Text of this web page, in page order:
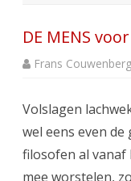
DE MENS
Frans
Volslagen
wel eens even
filosofen al vanaf
mee worstelen,